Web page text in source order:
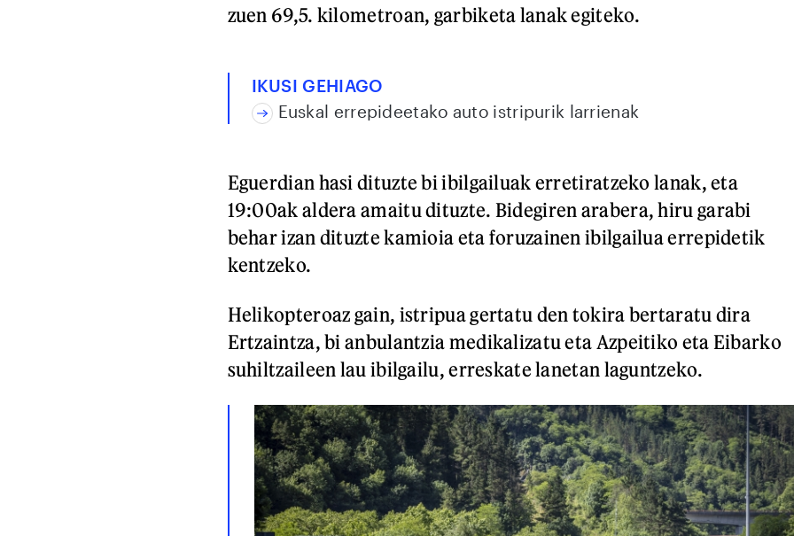
zuen 69,5. kilometroan, garbiketa lanak egiteko.
IKUSI GEHIAGO
Euskal errepideetako auto istripurik larrienak
Eguerdian hasi dituzte bi ibilgailuak erretiratzeko lanak, eta
19:00ak aldera amaitu dituzte. Bidegiren arabera, hiru garabi
behar izan dituzte kamioia eta foruzainen ibilgailua errepidetik
kentzeko.
Helikopteroaz gain, istripua gertatu den tokira bertaratu dira
Ertzaintza, bi anbulantzia medikalizatu eta Azpeitiko eta Eibarko
suhiltzaileen lau ibilgailu, erreskate lanetan laguntzeko.